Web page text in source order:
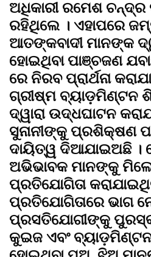
ଅଧିକାରୀ ରମେଶ ଚନ୍ଦ୍ର
ରହିଥିଲେ । ଏହାପରେ
ଆତଙ୍କବାଦୀ ମାନଙ୍କ
ହୋଇଥିବା ପାଞ୍ଚଜଣ
ରେ ନିରବ ପ୍ରାର୍ଥନା
ଗ୍ରୀଷ୍ମ ବ୍ୟାଡ଼ମିଣ୍ଟନ
ଦ୍ୱାରା ଉଦ୍ଧଘାଟନ
ସୁନାନୀଙ୍କୁ ପ୍ରଶିକ୍ଷଣ
ଦାୟିତ୍ୱ ଦିଆଯାଇଅଛି ।
ଅଭିଭାବକ ମାନଙ୍କୁ
ପ୍ରତିଯୋଗିତା
ପ୍ରତିଯୋଗିତାରେ ଭାଗ
ପ୍ରସତିଯୋଗୀଙ୍କୁ
କୁଇଜ ଏବଂ